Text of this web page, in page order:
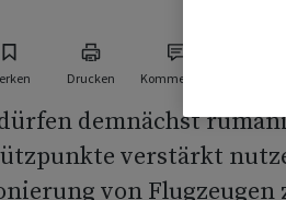
Drucken Kommentare
demnächst
verstärkt
von Flugzeugen